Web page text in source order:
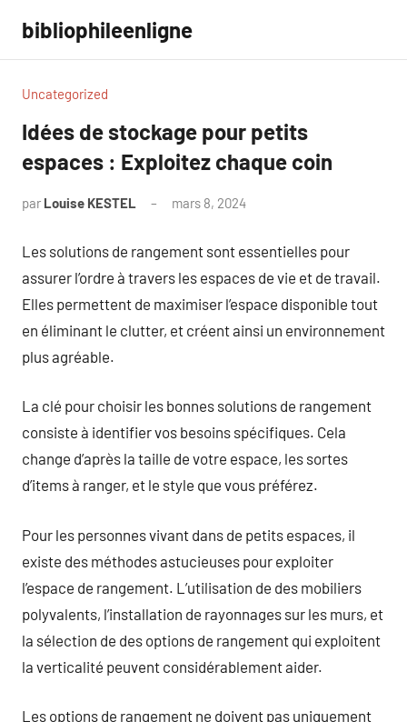
contenu
bibliophileenligne
Uncategorized
Idées de stockage pour petits
espaces : Exploitez chaque coin
par Louise KESTEL mars 8, 2024
Les solutions de rangement sont essentielles pour
assurer l’ordre à travers les espaces de vie et de travail.
Elles permettent de maximiser l’espace disponible tout
en éliminant le clutter, et créent ainsi un environnement
plus agréable.
La clé pour choisir les bonnes solutions de rangement
consiste à identifier vos besoins spécifiques. Cela
change d’après la taille de votre espace, les sortes
d’items à ranger, et le style que vous préférez.
Pour les personnes vivant dans de petits espaces, il
existe des méthodes astucieuses pour exploiter
l’espace de rangement. L’utilisation de des mobiliers
polyvalents, l’installation de rayonnages sur les murs, et
la sélection de des options de rangement qui exploitent
la verticalité peuvent considérablement aider.
Les options de rangement ne doivent pas uniquement